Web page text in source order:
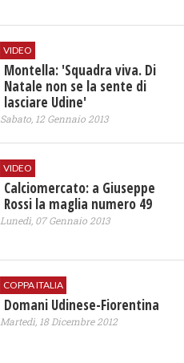
VIDEO
Montella: 'Squadra viva. Di
Natale non se la sente di
lasciare Udine'
Sabato, 12 Gennaio 2013
VIDEO
Calciomercato: a Giuseppe
Rossi la maglia numero 49
Lunedì, 07 Gennaio 2013
COPPA ITALIA
Domani Udinese-Fiorentina
Martedì, 18 Dicembre 2012